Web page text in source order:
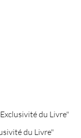
du Livre"
du Livre"